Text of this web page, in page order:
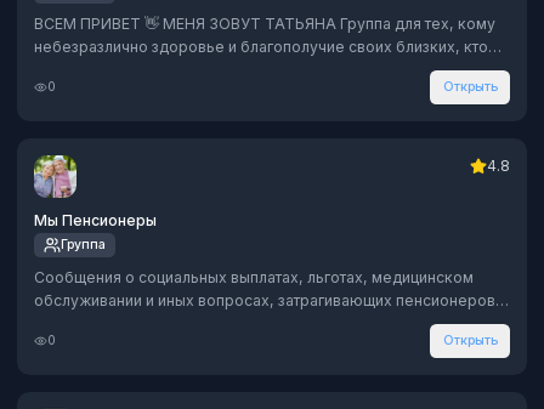
ВСЕМ ПРИВЕТ 👋 МЕНЯ ЗОВУТ ТАТЬЯНА Группа для тех, кому
небезразлично здоровье и благополучие своих близких, кто
хочет максимально окружить себя безопасной натуральной
продукцией премиального качества В Компании огромный
0 Открыть
4.8
Мы Пенсионеры
Группа
Сообщения о социальных выплатах, льготах, медицинском
обслуживании и иных вопросах, затрагивающих пенсионеров.
Информация основана на официальных источниках. Публикации
носят исключительно информационный характер. 📌
0 Открыть